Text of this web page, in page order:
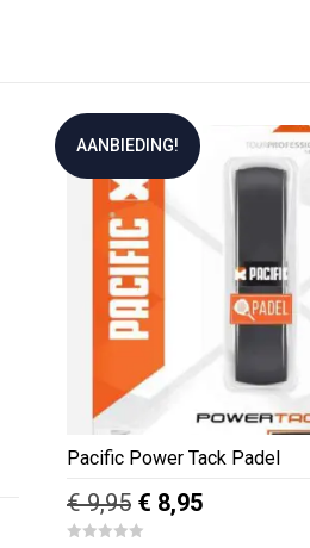
AANBIEDING!
Pacific Power Tack Padel
€9,95 Oorspronkelijke
prijs
€ 8,95Huidige